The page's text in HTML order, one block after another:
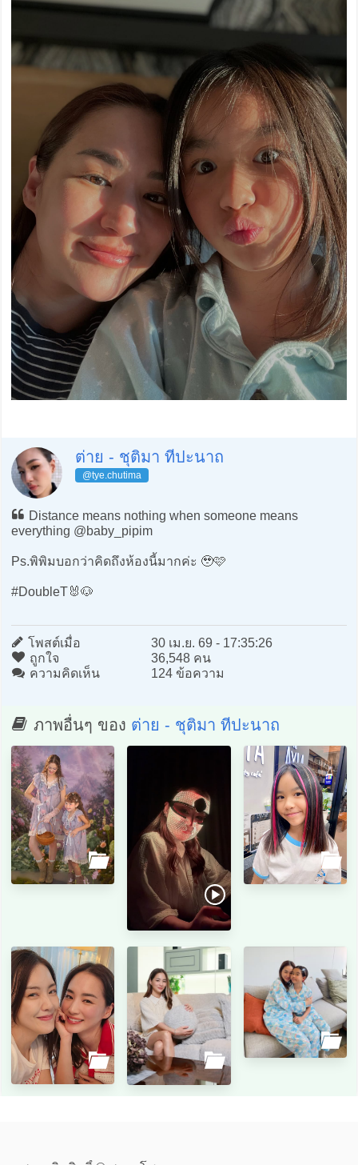
ต่าย - ชุติมา ทีปะนาถ
@tye.chutima
Distance means nothing when someone means
everything @baby_pipim
Ps.พิพิมบอกว่าคิดถึงห้องนี้มากค่ะ 🥹🩷
#DoubleT🐰🐶
โพสต์เมื่อ
30 เม.ย. 69 - 17:35:26
ถูกใจ
36,548 คน
ความคิดเห็น
124 ข้อความ
ภาพอื่นๆ ของ ต่าย - ชุติมา ทีปะนาถ